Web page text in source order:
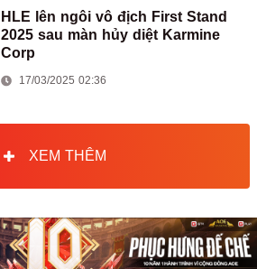
HLE lên ngôi vô địch First Stand
2025 sau màn hủy diệt Karmine
Corp
17/03/2025 02:36
XEM THÊM